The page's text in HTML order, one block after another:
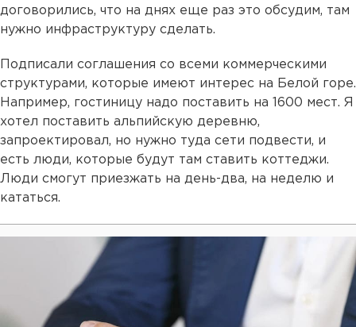
договорились, что на днях еще раз это обсудим, там
нужно инфраструктуру сделать.
Подписали соглашения со всеми коммерческими
структурами, которые имеют интерес на Белой горе.
Например, гостиницу надо поставить на 1600 мест. Я
хотел поставить альпийскую деревню,
запроектировал, но нужно туда сети подвести, и
есть люди, которые будут там ставить коттеджи.
Люди смогут приезжать на день-два, на неделю и
кататься.